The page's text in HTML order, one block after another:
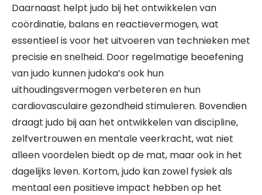
Daarnaast helpt judo bij het ontwikkelen van
coördinatie, balans en reactievermogen, wat
essentieel is voor het uitvoeren van technieken met
precisie en snelheid. Door regelmatige beoefening
van judo kunnen judoka’s ook hun
uithoudingsvermogen verbeteren en hun
cardiovasculaire gezondheid stimuleren. Bovendien
draagt judo bij aan het ontwikkelen van discipline,
zelfvertrouwen en mentale veerkracht, wat niet
alleen voordelen biedt op de mat, maar ook in het
dagelijks leven. Kortom, judo kan zowel fysiek als
mentaal een positieve impact hebben op het